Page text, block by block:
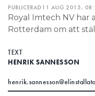
Hantera
Lediga jobb
Annonsera
Läs E-
PUBLICERAD 11 AUG 2015,
Royal Imtech NV har
Rotterdam om att
TEXT
HENRIK SANNESSON